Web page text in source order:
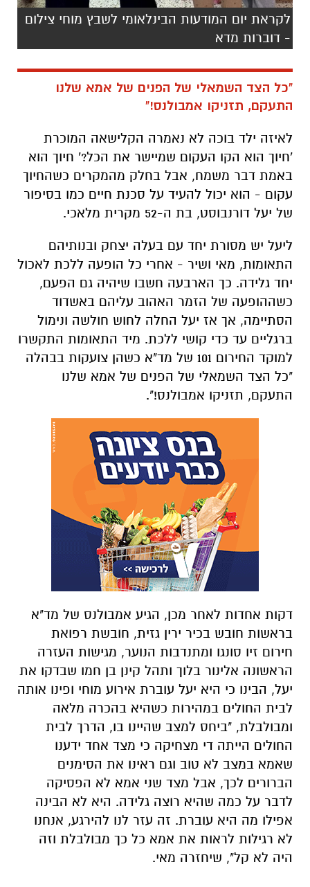
לקראת יום המודעות הבינלאומי לשבץ מוחי צילום
- דוברות מדא
"כל הצד השמאלי של הפנים של אמא שלנו
התעקם, תזניקו אמבולנס!"
לאיזה ילד בוכה לא נאמרה הקלישאה המוכרת
'חיוך הוא הקו העקום שמיישר את הכל?' חיוך הוא
באמת דבר משמח, אבל בחלק מהמקרים כשהחיוך
עקום - הוא יכול להעיד על סכנת חיים כמו בסיפור
של יעל דורנבוסט, בת ה-52 מקרית מלאכי.
ליעל יש מסורת יחד עם בעלה יצחק ובנותיהם
התאומות, מאי ושיר - אחרי כל הופעה ללכת לאכול
יחד גלידה. כך הארבעה חשבו שיהיה גם הפעם,
כשההופעה של הזמר האהוב עליהם באשדוד
הסתיימה, אך אז יעל החלה לחוש חולשה ונימול
ברגליים עד כדי קושי ללכת. מיד התאומות התקשרו
למוקד החירום 101 של מד"א כשהן צועקות בבהלה
"כל הצד השמאלי של הפנים של אמא שלנו
התעקם, תזניקו אמבולנס!".
דקות אחדות לאחר מכן, הגיע אמבולנס של מד"א
בראשות חובש בכיר ירין גזית, חובשת רפואת
חירום זיו סונגו ומתנדבות הנוער, מגישות העזרה
הראשונה אלינור בלוך ותהל קינן בן חמו שבדקו את
יעל, הבינו כי היא יעל עוברת אירוע מוחי ופינו אותה
לבית החולים במהירות כשהיא בהכרה מלאה
ומבולבלת, "ביחס למצב שהיינו בו, הדרך לבית
החולים הייתה די מצחיקה כי מצד אחד ידענו
שאמא במצב לא טוב וגם ראינו את הסימנים
הברורים לכך, אבל מצד שני אמא לא הפסיקה
לדבר על כמה שהיא רוצה גלידה. היא לא הבינה
אפילו מה היא עוברת. זה עזר לנו להירגע, אנחנו
לא רגילות לראות את אמא כל כך מבולבלת וזה
היה לא קל", שיחזרה מאי.